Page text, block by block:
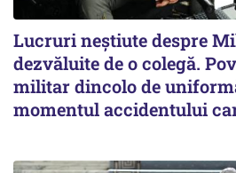
Lucruri neștiute despre
dezvăluite de o colegă.
militar dincolo de
momentul accidentului